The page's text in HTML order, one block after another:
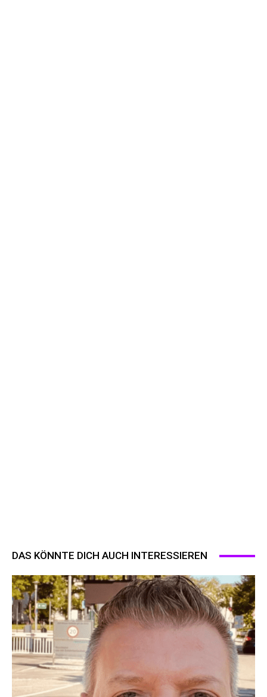
DAS KÖNNTE DICH AUCH INTERESSIEREN